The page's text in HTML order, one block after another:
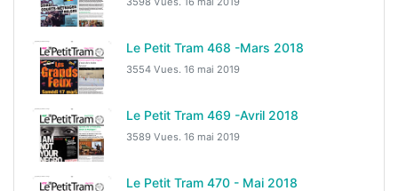
Le Petit Tram 468 -Mars 2018
3554 Vues. 16 mai 2019
Le Petit Tram 469 -Avril 2018
3589 Vues. 16 mai 2019
Le Petit Tram 470 - Mai 2018